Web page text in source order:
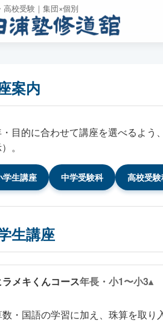
高校受験｜集団×個別
案内
目的に合わせて講座を選べるよう
。
学生講座 中学受験科 高校受
生講座
ラメキくんコース年長・小1〜小3
・国語の学習に加え、珠算を取り